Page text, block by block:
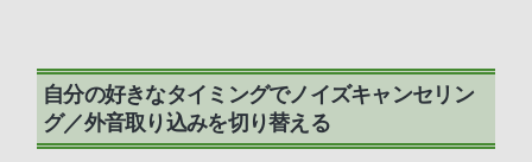
自分の好きなタイミングでノイズキャンセリン
グ／外音取り込みを切り替える